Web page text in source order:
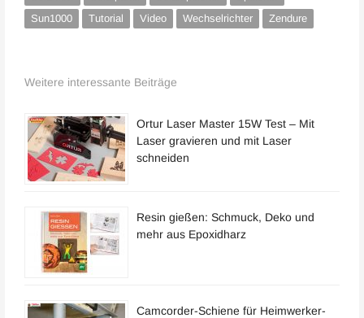
Sun1000
Tutorial Video Wechselrichter Zendure
Weitere interessante Beiträge
Ortur Laser Master 15W Test – Mit
Laser gravieren und mit Laser
schneiden
Resin gießen: Schmuck, Deko und
mehr aus Epoxidharz
Camcorder-Schiene für Heimwerker-